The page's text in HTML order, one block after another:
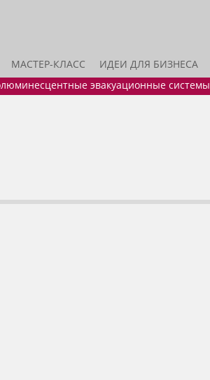
МАСТЕР-КЛАСС ИДЕИ ДЛЯ БИЗНЕСА
эвакуационные системы